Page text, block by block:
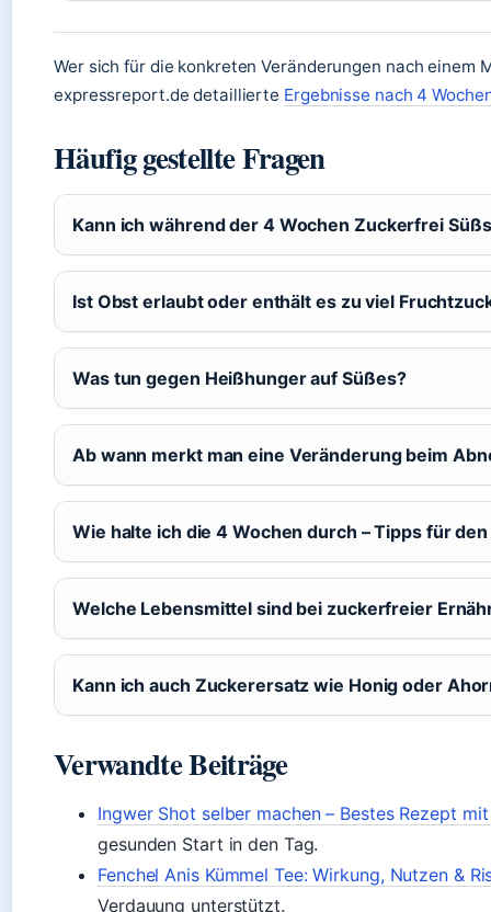
Wer sich für die konkreten Veränderungen nach
expressreport.de detaillierte Ergebnisse nach 4
Häufig gestellte Fragen
Kann ich während der 4 Wochen Zuckerfrei
Ist Obst erlaubt oder enthält es zu viel
Was tun gegen Heißhunger auf Süßes?
Ab wann merkt man eine Veränderung beim
Wie halte ich die 4 Wochen durch – Tipps für
Welche Lebensmittel sind bei zuckerfreier
Kann ich auch Zuckerersatz wie Honig oder
Verwandte Beiträge
Ingwer Shot selber machen – Bestes Rezept
gesunden Start in den Tag.
Fenchel Anis Kümmel Tee: Wirkung, Nutzen &
Verdauung unterstützt.